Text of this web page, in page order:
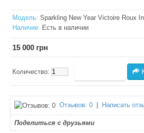
Модель: Sparkling New Year Victoire Roux
Наличие: Есть в наличии
15 000 грн
Количество:
Отзывов: 0 Написать
Поделиться с друзьями